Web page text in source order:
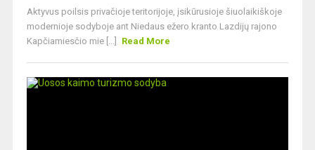
Aktyvus poilsis privačioje teritorijoje, įsikūrusioje šiuolaikiškoje
modernioje sodyboje ant Niedaus ežero kranto Lazdijų rajono
Kapčiamiesčio mie [...]
Read More